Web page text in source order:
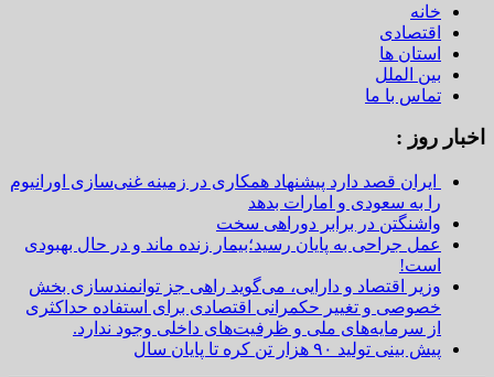
خانه
اقتصادی
استان ها
بین الملل
تماس با ما
اخبار روز :
ایران قصد دارد پیشنهاد همکاری در زمینه غنی‌سازی اورانیوم
را به سعودی و امارات بدهد
واشنگتن در برابر دوراهی سخت
عمل جراحی به پایان رسید؛بیمار زنده ماند و در حال بهبودی
است!
وزیر اقتصاد و دارایی، می‌گوید راهی جز توانمندسازی بخش
خصوصی و تغییر حکمرانی اقتصادی برای استفاده حداکثری
از سرمایه‌های ملی و ظرفیت‌های داخلی وجود ندارد.
پیش بینی تولید ۹۰ هزار تن کره تا پایان سال